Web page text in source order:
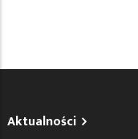
Aktualności